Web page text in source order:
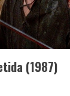
(1987)